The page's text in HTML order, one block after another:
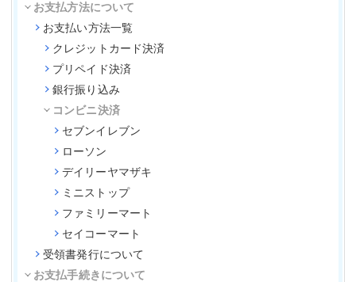
お支払方法について
お支払い方法一覧
クレジットカード決済
プリペイド決済
銀行振り込み
コンビニ決済
セブンイレブン
ローソン
デイリーヤマザキ
ミニストップ
ファミリーマート
セイコーマート
受領書発行について
お支払手続きについて